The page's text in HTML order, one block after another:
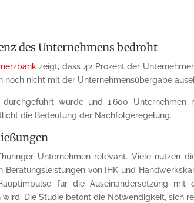
des Unternehmens bedroht
zeigt, dass 42 Prozent der
nicht mit der Unternehmensübergabe
wurde und 1.600
die Bedeutung der Nachfolgeregelung.
Unternehmen relevant. Viele nutzen
von IHK und
für die Auseinandersetzung
Die Studie betont die Notwendigkeit, sich